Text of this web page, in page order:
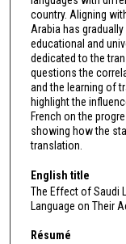
country. Aligning
Arabia has
educational and
dedicated to the
questions the
and the learning of
highlight the
French on the
showing how the
translation.
English title
The Effect of Saudi
Language on Their
Résumé